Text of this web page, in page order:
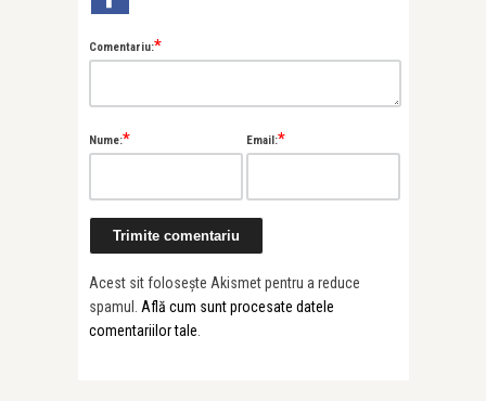
Comentariu:*
Nume:* Email:*
Acest sit folosește Akismet pentru a reduce
spamul. Află cum sunt procesate datele
comentariilor tale